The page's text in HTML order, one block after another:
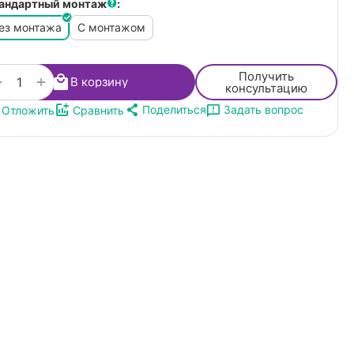
монтаж
:
монтажа
С монтажом
+ В корзину Получить
консультацию
Отложить Сравнить Поделиться Задать вопрос